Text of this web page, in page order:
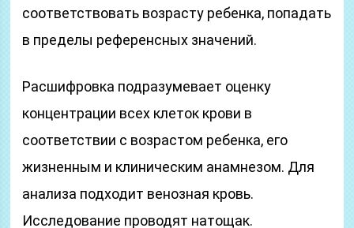
соответствовать возрасту ребенка, попадать
в пределы референсных значений.
Расшифровка подразумевает оценку
концентрации всех клеток крови в
соответствии с возрастом ребенка, его
жизненным и клиническим анамнезом. Для
анализа подходит венозная кровь.
Исследование проводят натощак.